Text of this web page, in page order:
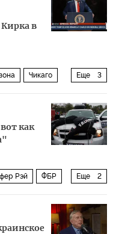
в
Еще 3
Чикаго
как
Еще 2
Рэй ФБР